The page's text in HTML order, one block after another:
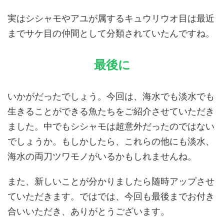
実はシシャモやアユが属するキュウリウオ目は最近
までサケ目の仲間として分類されていたんですね。
最後に
いかがだったでしょう。今回は、海水でも淡水でも
生きることができる魚たちをご紹介させていただき
ました。中でもシシャモは超意外だったのではない
でしょうか。もしかしたら、これらの他にも淡水、
海水の両刀ツワモノがいるかもしれませんね。
また、新しいことが分かりましたら随時アップさせ
ていただきます。ではでは、今回も最後までお付き
合いいただき、ありがとうございます。